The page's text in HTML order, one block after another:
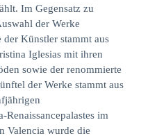
Im Gegensatz zu
der Werke
Künstler stammt aus
Iglesias mit ihren
sowie der renommierte
der Werke stammt aus
Renaissancepalastes im
Valencia wurde die